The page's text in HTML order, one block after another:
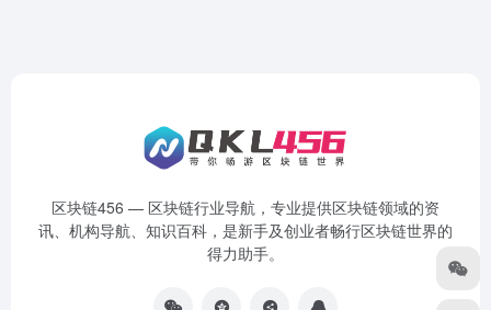
区块链456 — 区块链行业导航，专业提供区块链领域的资
讯、机构导航、知识百科，是新手及创业者畅行区块链世界的
得力助手。